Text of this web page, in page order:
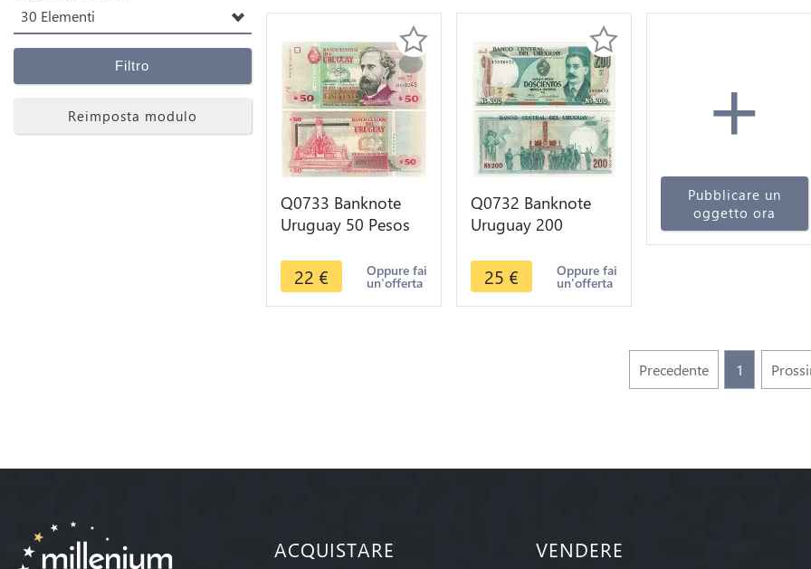
30 Elementi
Filtro
Reimposta modulo
Q0733 Banknote
Uruguay 50 Pesos
Pedro Varela 2003 -
> M offer
22 € Oppure fai
un'offerta
Q0732 Banknote
Uruguay 200
Enrique Rodo 1986
UNC
25 € Oppure fai
un'offerta
+
Pubblicare un
oggetto ora
Precedente 1
ACQUISTARE VENDERE